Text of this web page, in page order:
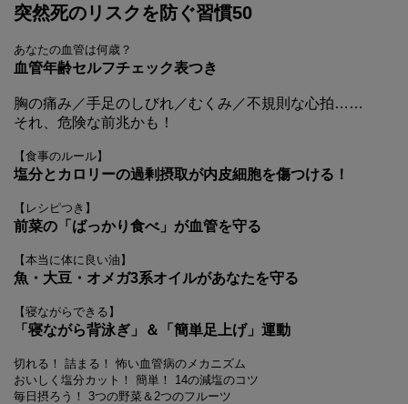
突然死のリスクを防ぐ習慣50
あなたの血管は何歳？
血管年齢セルフチェック表つき
胸の痛み／手足のしびれ／むくみ／不規則な心拍……
それ、危険な前兆かも！
【食事のルール】
塩分とカロリーの過剰摂取が内皮細胞を傷つける！
【レシピつき】
前菜の「ばっかり食べ」が血管を守る
【本当に体に良い油】
魚・大豆・オメガ3系オイルがあなたを守る
【寝ながらできる】
「寝ながら背泳ぎ」＆「簡単足上げ」運動
切れる！ 詰まる！ 怖い血管病のメカニズム
おいしく塩分カット！ 簡単！ 14の減塩のコツ
毎日摂ろう！ 3つの野菜＆2つのフルーツ